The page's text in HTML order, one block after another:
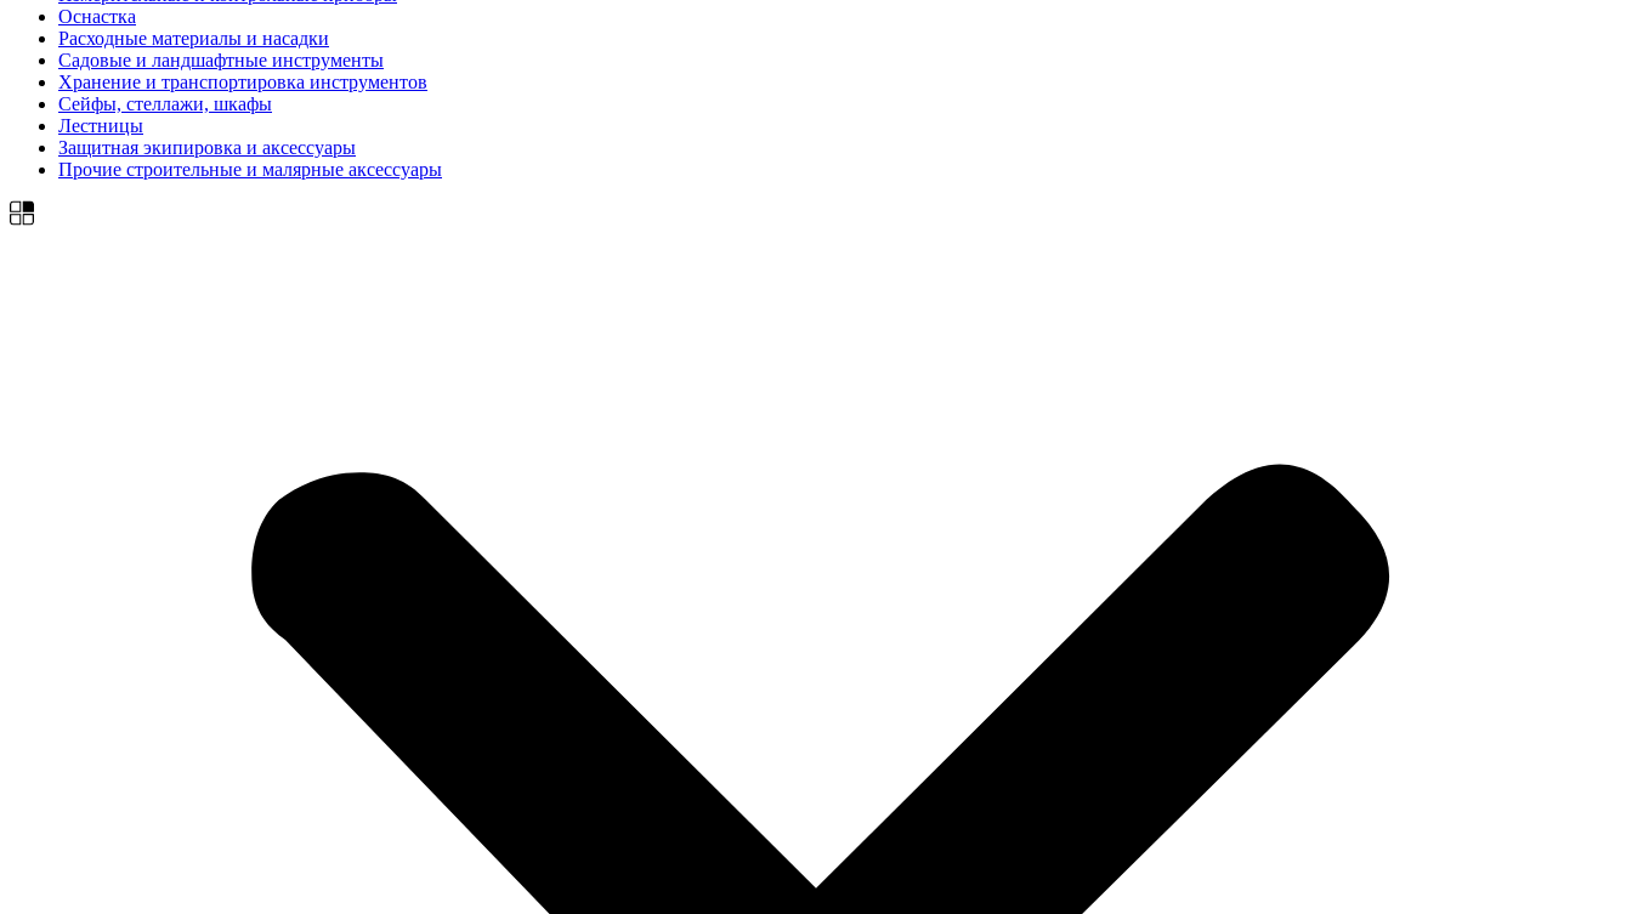
Оснастка
Расходные материалы и насадки
Садовые и ландшафтные инструменты
Хранение и транспортировка инструментов
Сейфы, стеллажи, шкафы
Лестницы
Защитная экипировка и аксессуары
Прочие строительные и малярные аксессуары